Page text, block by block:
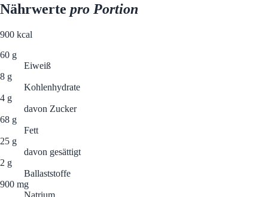
Nährwerte pro Portion
900 kcal
60 g
Eiweiß
8 g
Kohlenhydrate
4 g
davon Zucker
68 g
Fett
25 g
davon gesättigt
2 g
Ballaststoffe
900 mg